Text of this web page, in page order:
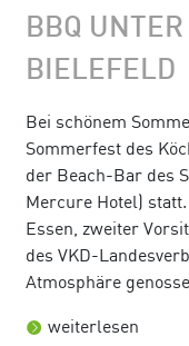
BBQ
BIELEFELD
Bei schönem
Sommerfest des
der Beach-Bar des
Mercure Hotel)
Essen, zweiter
des VKD-
Atmosphäre
weiterlesen